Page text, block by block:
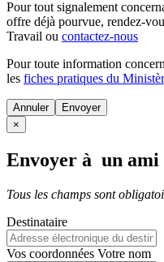
Pour tout signalement
offre déjà pourvue, rendez-
Travail ou contactez-nous
Pour toute information
les fiches pratiques du
Annuler
×
Envoyer à un ami
Tous les champs sont
Destinataire
Vos coordonnées Votre nom